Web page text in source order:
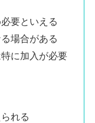
要といえる
場合がある
に加入が必要
れる